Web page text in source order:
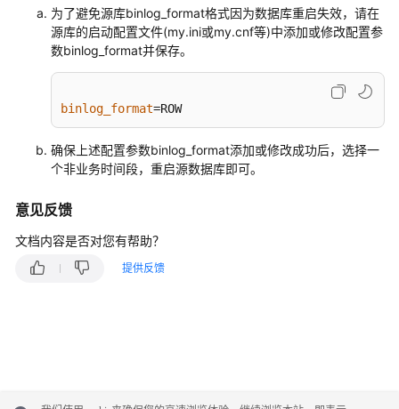
询
网
络
全
权
管
实
为了避免源库binlog_format格式因为数据库重启失效，请在
源库的启动配置文件(my.ini或my.cnf等)中添加或修改配置参
数binlog_format并保存。
binlog_format=ROW
确保上述配置参数binlog_format添加或修改成功后，选择一
个非业务时间段，重启源数据库即可。
意见反馈
文档内容是否对您有帮助？
提供反馈